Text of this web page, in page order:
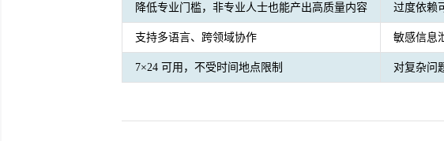
降低专业门槛，非专业人士也能产出高质量内容 过度依赖
支持多语言、跨领域协作 敏感信息
7×24 可用，不受时间地点限制 对复杂问